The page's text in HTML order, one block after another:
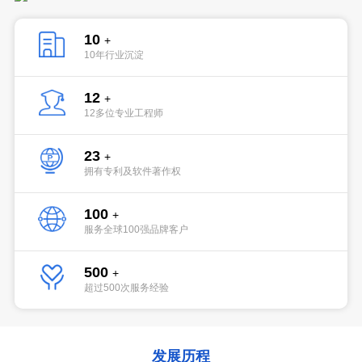
10 +
10年行业沉淀
12 +
12多位专业工程师
23 +
拥有专利及软件著作权
100 +
服务全球100强品牌客户
500 +
超过500次服务经验
发展历程